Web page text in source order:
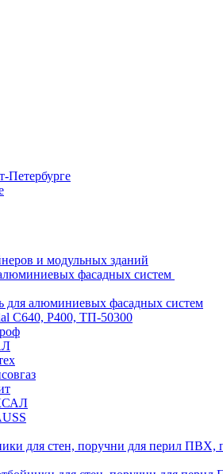
Петербурге
и модульных зданий
фасадных систем
для алюминиевых фасадных систем
С640, Р400, ТП-50300
для стен, поручни для перил